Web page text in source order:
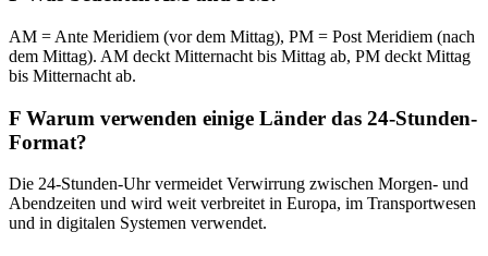
AM = Ante Meridiem (vor dem Mittag), PM = Post Meridiem (nach
dem Mittag). AM deckt Mitternacht bis Mittag ab, PM deckt Mittag
bis Mitternacht ab.
F Warum verwenden einige Länder das 24-Stunden-
Format?
Die 24-Stunden-Uhr vermeidet Verwirrung zwischen Morgen- und
Abendzeiten und wird weit verbreitet in Europa, im Transportwesen
und in digitalen Systemen verwendet.